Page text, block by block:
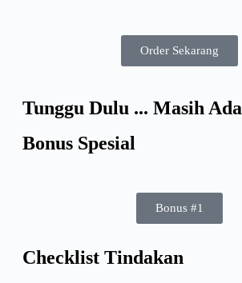
Order Sekarang
Tunggu Dulu ... Masih Ada
Bonus Spesial
Bonus #1
Checklist Tindakan